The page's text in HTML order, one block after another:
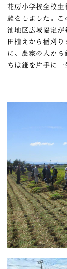
花房小学校全校生
験をしました。こ
池地区広域協定が
田植えから稲刈
に、農家の人か
ちは鎌を片手に一